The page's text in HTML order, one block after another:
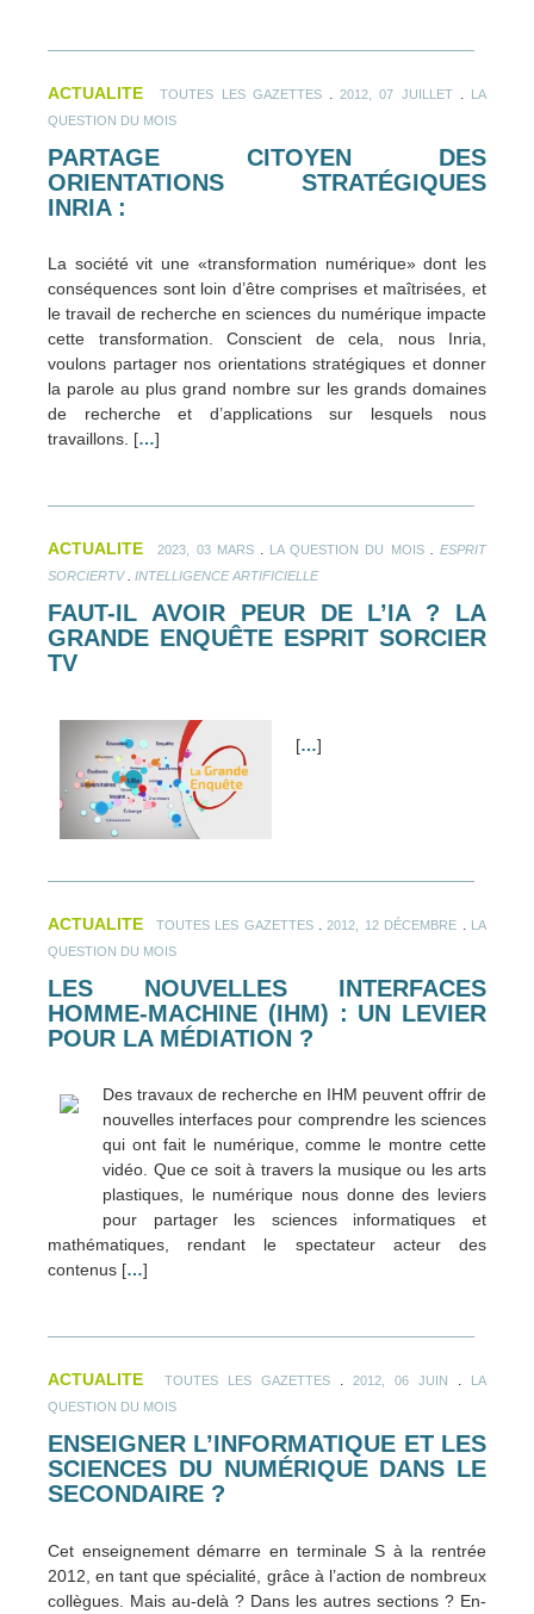
ACTUALITE TOUTES LES GAZETTES.2012, 07 JUILLET.
LA
QUESTION DU MOIS
PARTAGE CITOYEN DES
ORIENTATIONS STRATÉGIQUES
INRIA :
La société vit une «transformation numérique» dont les
conséquences sont loin d’être comprises et maîtrisées, et
le travail de recherche en sciences du numérique impacte
cette transformation. Conscient de cela, nous Inria,
voulons partager nos orientations stratégiques et donner
la parole au plus grand nombre sur les grands domaines
de recherche et d’applications sur lesquels nous
travaillons. […]
ACTUALITE 2023, 03 MARS. LA QUESTION DU MOIS.ESPRIT
SORCIERTV. INTELLIGENCE ARTIFICIELLE
FAUT-IL AVOIR PEUR DE L’IA ? LA
GRANDE ENQUÊTE ESPRIT SORCIER
TV
[…]
ACTUALITE TOUTES LES GAZETTES.2012, 12 DÉCEMBRE
LA
QUESTION DU MOIS
LES NOUVELLES INTERFACES
HOMME-MACHINE (IHM) : UN LEVIER
POUR LA MÉDIATION ?
Des travaux de recherche en IHM peuvent offrir de
nouvelles interfaces pour comprendre les sciences
qui ont fait le numérique, comme le montre cette
vidéo. Que ce soit à travers la musique ou les arts
plastiques, le numérique nous donne des leviers
pour partager les sciences informatiques et
mathématiques, rendant le spectateur acteur des
contenus […]
ACTUALITE TOUTES LES GAZETTES 2012, 06 JUIN
LA
QUESTION DU MOIS
ENSEIGNER L’INFORMATIQUE ET LES
SCIENCES DU NUMÉRIQUE DANS LE
SECONDAIRE ?
Cet enseignement démarre en terminale S à la rentrée
2012, en tant que spécialité, grâce à l’action de nombreux
collègues. Mais au-delà ? Dans les autres sections ? En-